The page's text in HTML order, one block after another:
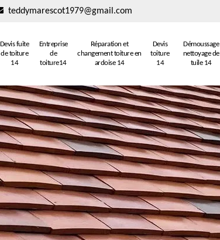
teddymarescot1979@gmail.com
Devis fuite
de toiture
14
Entreprise
de
toiture14
Réparation et
changement toiture en
ardoise 14
Devis
toiture
14
Démoussage
nettoyage de
tuile 14